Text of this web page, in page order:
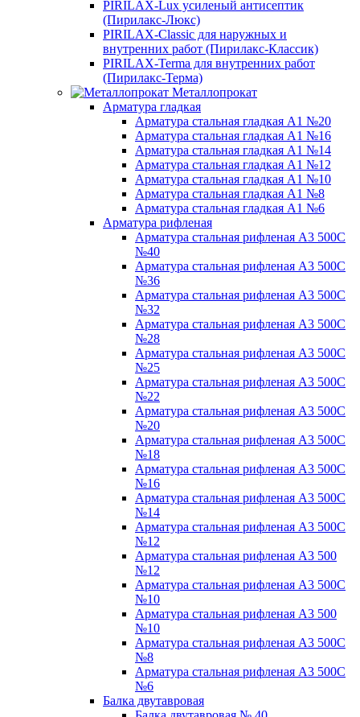
PIRILAX-Lux усиленый антисептик
(Пирилакс-Люкс)
PIRILAX-Classic для наружных и
внутренних работ (Пирилакс-Классик)
PIRILAX-Terma для внутренних работ
(Пирилакс-Терма)
Металлопрокат
Арматура гладкая
Арматура стальная гладкая А1 №20
Арматура стальная гладкая А1 №16
Арматура стальная гладкая А1 №14
Арматура стальная гладкая А1 №12
Арматура стальная гладкая А1 №10
Арматура стальная гладкая А1 №8
Арматура стальная гладкая А1 №6
Арматура рифленая
Арматура стальная рифленая А3 500С
№40
Арматура стальная рифленая А3 500С
№36
Арматура стальная рифленая А3 500С
№32
Арматура стальная рифленая А3 500С
№28
Арматура стальная рифленая А3 500С
№25
Арматура стальная рифленая А3 500С
№22
Арматура стальная рифленая А3 500С
№20
Арматура стальная рифленая А3 500С
№18
Арматура стальная рифленая А3 500С
№16
Арматура стальная рифленая А3 500С
№14
Арматура стальная рифленая А3 500С
№12
Арматура стальная рифленая А3 500
№12
Арматура стальная рифленая А3 500С
№10
Арматура стальная рифленая А3 500
№10
Арматура стальная рифленая А3 500С
№8
Арматура стальная рифленая А3 500С
№6
Балка двутавровая